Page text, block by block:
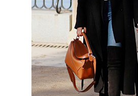
Lidia Bedman